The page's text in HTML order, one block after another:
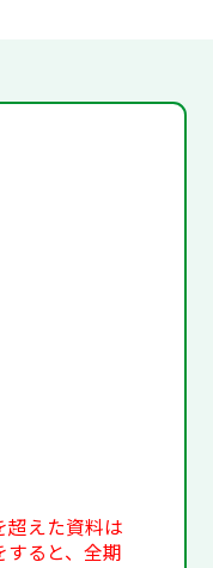
超えた資料は
すると、全期